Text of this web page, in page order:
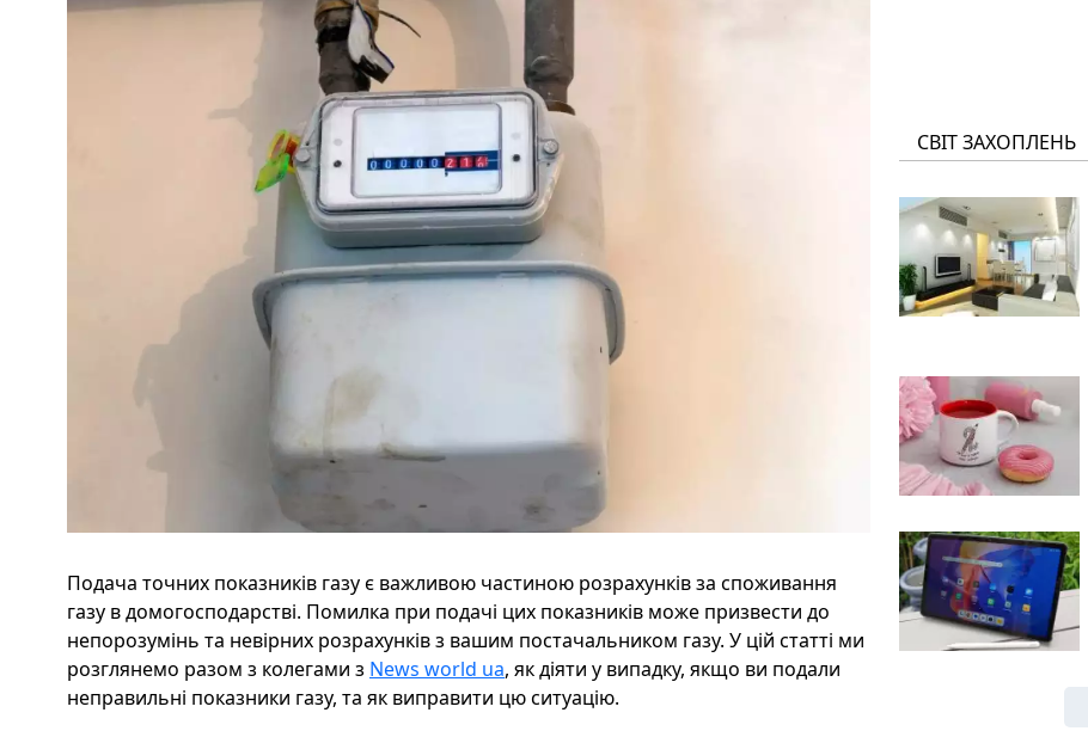
Подача точних показників газу є важливою частиною розрахунків за споживання
газу в домогосподарстві. Помилка при подачі цих показників може призвести до
непорозумінь та невірних розрахунків з вашим постачальником газу. У цій статті ми
розглянемо разом з колегами з News world ua, як діяти у випадку, якщо ви подали
неправильні показники газу, та як виправити цю ситуацію.
СВІТ ЗАХОПЛЕНЬ